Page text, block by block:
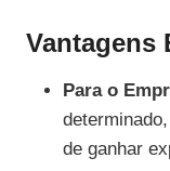
Vantagens
Para o
de ganhar